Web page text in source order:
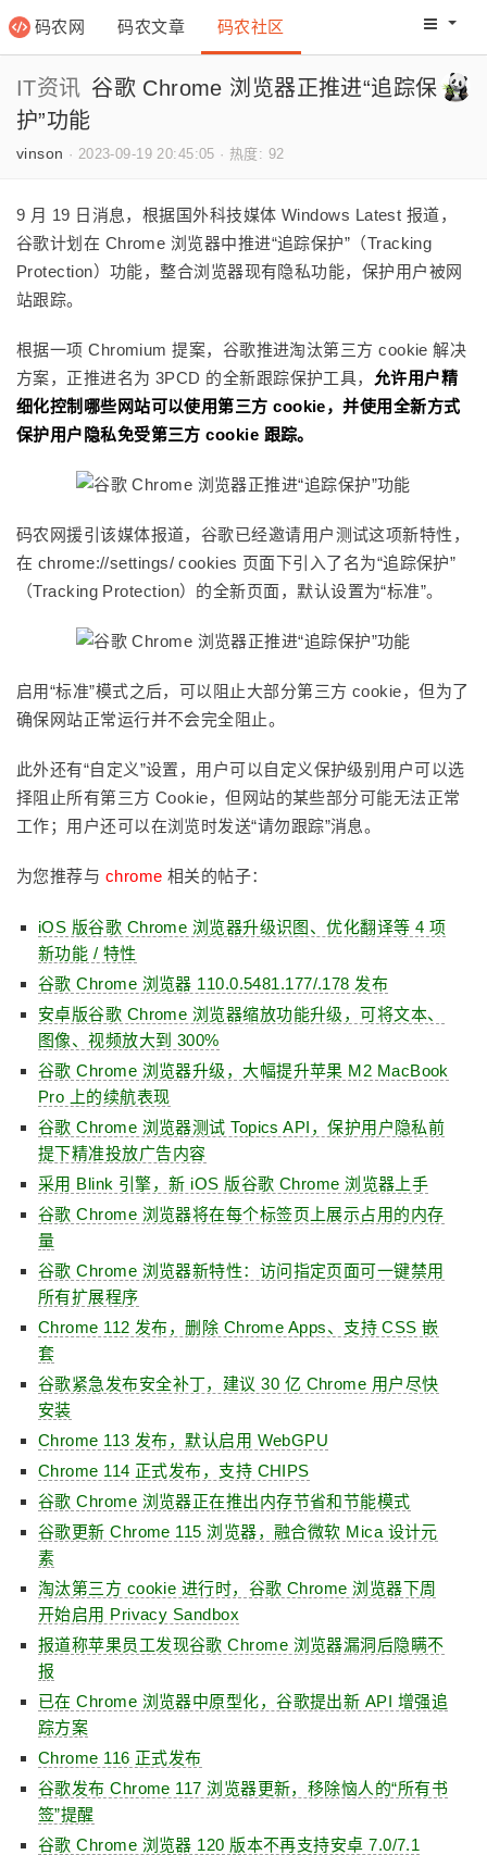
码农网 码农文章 码农社区 码农网
IT资讯 谷歌 Chrome 浏览器正推进“追踪保
护”功能
vinson · 2023-09-19 20:45:05 · 热度: 92
9 月 19 日消息，根据国外科技媒体 Windows Latest 报道，
谷歌计划在 Chrome 浏览器中推进“追踪保护”（Tracking
Protection）功能，整合浏览器现有隐私功能，保护用户被网
站跟踪。
根据一项 Chromium 提案，谷歌推进淘汰第三方 cookie 解决
方案，正推进名为 3PCD 的全新跟踪保护工具， 允许用户精
细化控制哪些网站可以使用第三方 cookie，并使用全新方式
保护用户隐私免受第三方 cookie 跟踪。
码农网援引该媒体报道，谷歌已经邀请用户测试这项新特性，
在 chrome://settings/ cookies 页面下引入了名为“追踪保护”
（Tracking Protection）的全新页面，默认设置为“标准”。
启用“标准”模式之后，可以阻止大部分第三方 cookie，但为了
确保网站正常运行并不会完全阻止。
此外还有“自定义”设置，用户可以自定义保护级别用户可以选
择阻止所有第三方 Cookie，但网站的某些部分可能无法正常
工作；用户还可以在浏览时发送“请勿跟踪”消息。
为您推荐与 chrome 相关的帖子：
iOS 版谷歌 Chrome 浏览器升级识图、优化翻译等 4 项
新功能 / 特性
谷歌 Chrome 浏览器 110.0.5481.177/.178 发布
安卓版谷歌 Chrome 浏览器缩放功能升级，可将文本、
图像、视频放大到 300%
谷歌 Chrome 浏览器升级，大幅提升苹果 M2 MacBook
Pro 上的续航表现
谷歌 Chrome 浏览器测试 Topics API，保护用户隐私前
提下精准投放广告内容
采用 Blink 引擎，新 iOS 版谷歌 Chrome 浏览器上手
谷歌 Chrome 浏览器将在每个标签页上展示占用的内存
量
谷歌 Chrome 浏览器新特性：访问指定页面可一键禁用
所有扩展程序
Chrome 112 发布，删除 Chrome Apps、支持 CSS 嵌
套
谷歌紧急发布安全补丁，建议 30 亿 Chrome 用户尽快
安装
Chrome 113 发布，默认启用 WebGPU
Chrome 114 正式发布，支持 CHIPS
谷歌 Chrome 浏览器正在推出内存节省和节能模式
谷歌更新 Chrome 115 浏览器，融合微软 Mica 设计元
素
淘汰第三方 cookie 进行时，谷歌 Chrome 浏览器下周
开始启用 Privacy Sandbox
报道称苹果员工发现谷歌 Chrome 浏览器漏洞后隐瞒不
报
已在 Chrome 浏览器中原型化，谷歌提出新 API 增强追
踪方案
Chrome 116 正式发布
谷歌发布 Chrome 117 浏览器更新，移除恼人的“所有书
签”提醒
谷歌 Chrome 浏览器 120 版本不再支持安卓 7.0/7.1